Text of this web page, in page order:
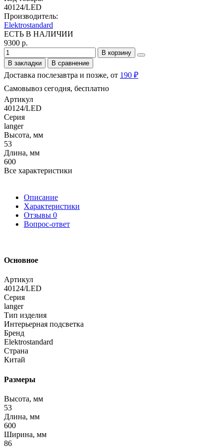
40124/LED
Производитель:
Elektrostandard
ЕСТЬ В НАЛИЧИИ
9300 р.
В корзину
В закладки
В сравнение
Доставка послезавтра и позже, от 190 ₽
Самовывоз сегодня, бесплатно
Артикул
40124/LED
Серия
langer
Высота, мм
53
Длина, мм
600
Все характеристики
Описание
Характеристики
Отзывы 0
Вопрос-ответ
Основное
Артикул
40124/LED
Серия
langer
Тип изделия
Интерьерная подсветка
Бренд
Elektrostandard
Страна
Китай
Размеры
Высота, мм
53
Длина, мм
600
Ширина, мм
86